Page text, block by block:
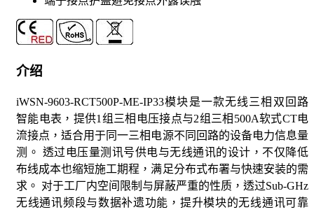
介绍
iWSN-9603-RCT500P-ME-IP33模块是一款无线三相双回路
智能电表，提供1组三相电压接点与2组三相500A软式CT电
流接点，适合用于同一三相电源不同回路的设备电力信息量
测。 透过电压量测讯号供电与无线通讯的设计，不仅降低
布线成本也缩短施工期程，满足分布式布署与快速安装的需
求。 对于工厂内空间限制与屏蔽严重的性质，透过Sub-GHz
无线通讯频段与数据补遗功能，提升模块的无线通讯可靠